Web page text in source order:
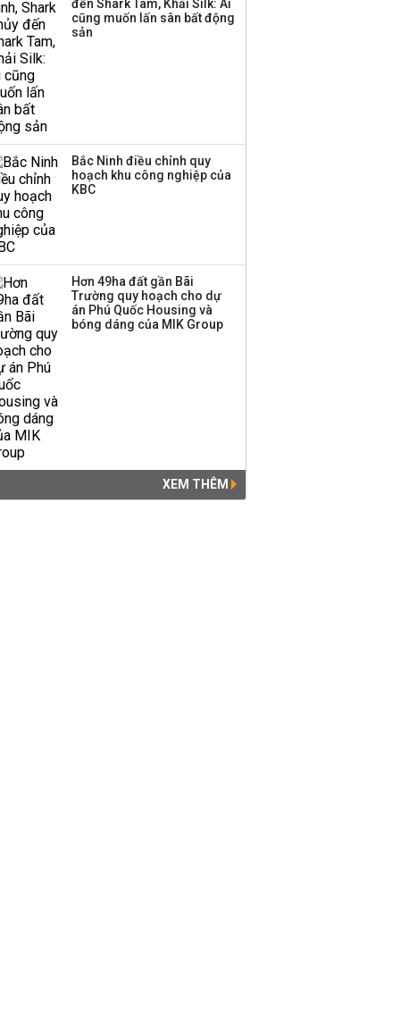
đến Shark Tam, Khải Silk: Ai
cũng muốn lấn sân bất động
sản
Bắc Ninh điều chỉnh quy
hoạch khu công nghiệp của
KBC
Hơn 49ha đất gần Bãi
Trường quy hoạch cho dự
án Phú Quốc Housing và
bóng dáng của MIK Group
XEM THÊM